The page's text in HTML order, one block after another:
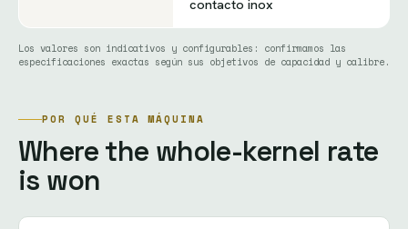
contacto inox
Los valores son indicativos y configurables: confirmamos las
especificaciones exactas según sus objetivos de capacidad y calibre.
POR QUÉ ESTA MÁQUINA
Where the whole-kernel rate
is won